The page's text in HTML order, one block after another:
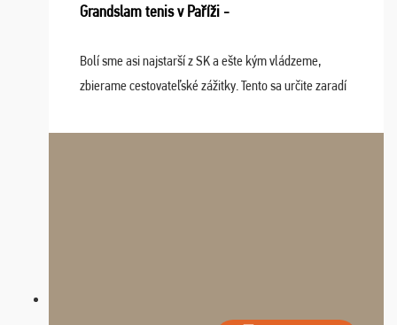
Grandslam tenis v Paříži -
Bolí sme asi najstarší z SK a ešte kým vládzeme,
zbierame cestovateľské zážitky. Tento sa určite zaradí
osudu - pohodový šefík Meďo, dobrá parti ...